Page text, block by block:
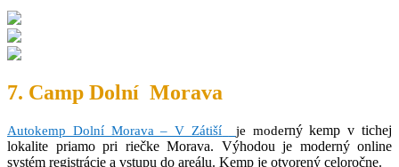
7. Camp Dolní Morava
Autokemp Dolní Morava – V Zátiší je moderný kemp v tichej
lokalite priamo pri riečke Morava. Výhodou je moderný online
systém registrácie a vstupu do areálu. Kemp je otvorený celoročne.